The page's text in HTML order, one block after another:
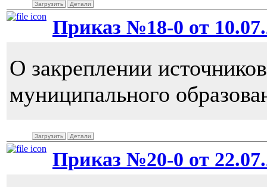
Загрузить Детали
Приказ №18-0 от
О закреплении
муниципального
Загрузить Детали
Приказ №20-0 от